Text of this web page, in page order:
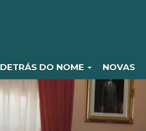
DETRÁS DO NOME NOVAS